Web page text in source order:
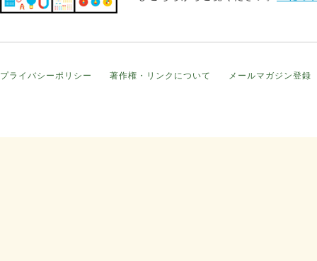
プライバシーポリシー 著作権・リンクについて メールマガジン登録